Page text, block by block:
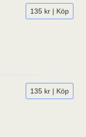
135 kr | Köp
135 kr | Köp